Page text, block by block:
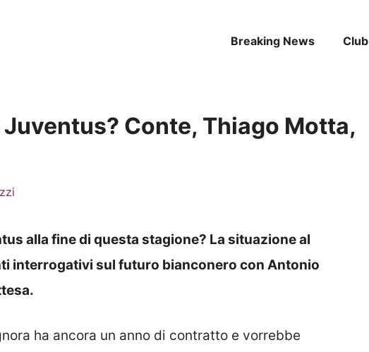
Breaking News Club
Conte, Thiago Motta,
alla fine di questa stagione? La situazione al
interrogativi sul futuro bianconero con Antonio
ha ancora un anno di contratto e vorrebbe